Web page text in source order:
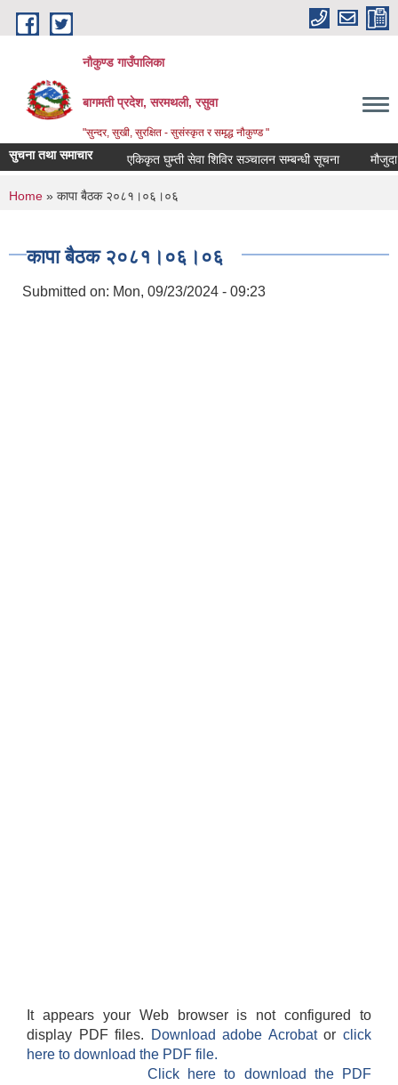
Skip to main content
नौकुण्ड गाउँपालिका
बागमती प्रदेश, सरमथली, रसुवा
"सुन्दर, सुखी, सुरक्षित - सुसंस्कृत र समृद्ध नौकुण्ड "
सुचना तथा समाचार एकिकृत घुम्ती सेवा शिविर सञ्‍चालन सम्बन्धी सूचना मौजुदा
You are here
Home » कापा बैठक २०८१।०६।०६
कापा बैठक २०८१।०६।०६
Submitted on: Mon, 09/23/2024 - 09:23
It appears your Web browser is not configured to
display PDF files.
Download adobe Acrobatorclick
here to download the PDF file.
Click here to download the PDF